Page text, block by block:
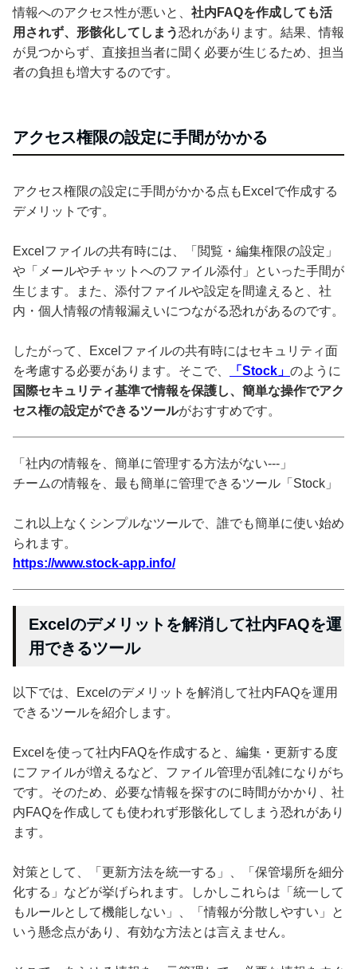
情報へのアクセス性が悪いと、 社内FAQを作成しても活
用されず、形骸化してしまう恐れがあります。結果、情報
が見つからず、直接担当者に聞く必要が生じるため、担当
者の負担も増大するのです。
アクセス権限の設定に手間がかかる
アクセス権限の設定に手間がかかる点もExcelで作成する
デメリットです。
Excelファイルの共有時には、「閲覧・編集権限の設定」
や「メールやチャットへのファイル添付」といった手間が
生じます。また、添付ファイルや設定を間違えると、社
内・個人情報の情報漏えいにつながる恐れがあるのです。
したがって、Excelファイルの共有時にはセキュリティ面
を考慮する必要があります。そこで、
「Stock」 のように
国際セキュリティ基準で情報を保護し、簡単な操作でアク
セス権の設定ができるツールがおすすめです。
「社内の情報を、簡単に管理する方法がない---」
チームの情報を、最も簡単に管理できるツール「Stock」
これ以上なくシンプルなツールで、誰でも簡単に使い始め
られます。
https://www.stock-app.info/
Excelのデメリットを解消して社内FAQを運
用できるツール
以下では、Excelのデメリットを解消して社内FAQを運用
できるツールを紹介します。
Excelを使って社内FAQを作成すると、編集・更新する度
にファイルが増えるなど、ファイル管理が乱雑になりがち
です。そのため、必要な情報を探すのに時間がかかり、社
内FAQを作成しても使われず形骸化してしまう恐れがあり
ます。
対策として、「更新方法を統一する」、「保管場所を細分
化する」などが挙げられます。しかしこれらは「統一して
もルールとして機能しない」、「情報が分散しやすい」と
いう懸念点があり、有効な方法とは言えません。